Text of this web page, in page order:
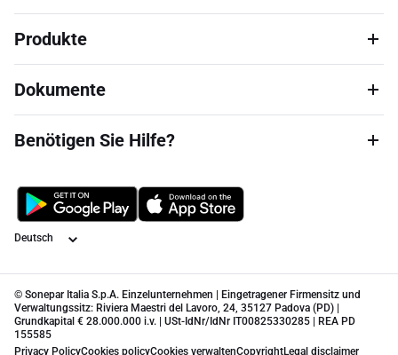
Produkte
Dokumente
Benötigen Sie Hilfe?
Sprache
© Sonepar Italia S.p.A. Einzelunternehmen | Eingetragener Firmensitz und
Verwaltungssitz: Riviera Maestri del Lavoro, 24, 35127 Padova (PD) |
Grundkapital € 28.000.000 i.v. | USt-IdNr/IdNr IT00825330285 | REA PD
155585
Privacy PolicyCookies policyCookies verwaltenCopyrightLegal disclaimer